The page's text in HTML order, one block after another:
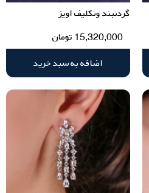
گردنبند ونکلیف اویز
15,320,000 تومان
اضافه به سبد خرید